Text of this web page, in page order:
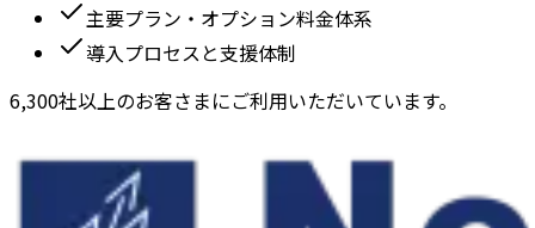
主要プラン・オプション料金体系
導入プロセスと支援体制
6,300社以上のお客さまにご利用いただいています。